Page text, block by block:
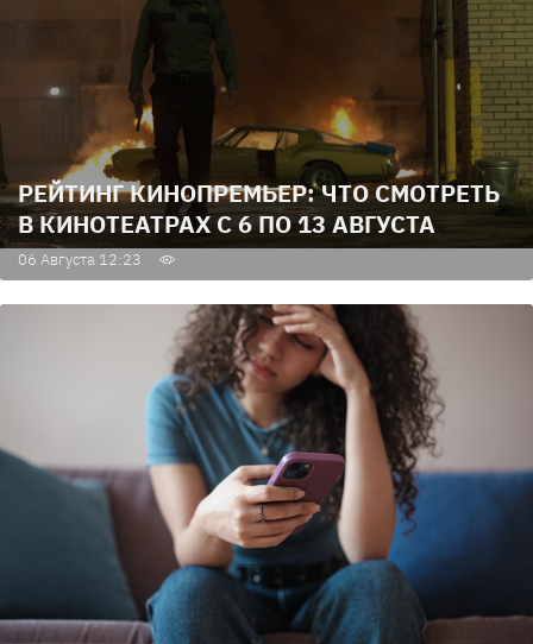
РЕЙТИНГ КИНОПРЕМЬЕР: ЧТО СМОТРЕТЬ
В КИНОТЕАТРАХ С 6 ПО 13 АВГУСТА
06 Августа 12:23